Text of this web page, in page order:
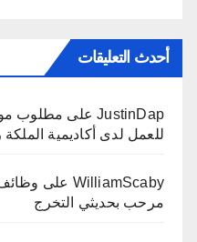
أحدث التعليقات
JustinDapعلى مطلوب
للعمل لدى أكاديمية الملكة
WilliamScaby على
مرحب بحديثي التخرج